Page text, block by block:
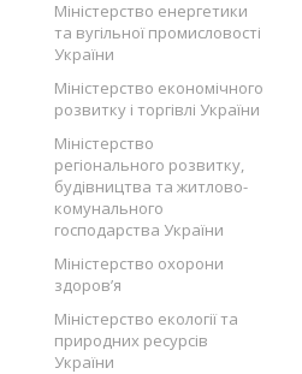
Міністерство енергетики
та вугільної промисловості
України
Міністерство економічного
розвитку і торгівлі України
Міністерство
регіонального розвитку,
будівництва та житлово-
комунального
господарства України
Міністерство охорони
здоров’я
Міністерство екології та
природних ресурсів
України